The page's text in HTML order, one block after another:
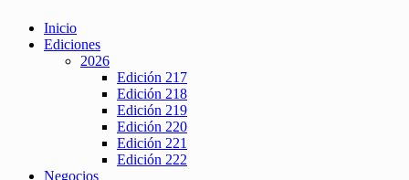
Inicio
Ediciones
2026
Edición 217
Edición 218
Edición 219
Edición 220
Edición 221
Edición 222
Negocios